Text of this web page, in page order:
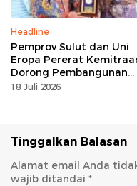
Headline
Pemprov Sulut dan Uni
Eropa Pererat
Dorong Pembangunan
Berkelanjutan
18 Juli 2026
Tinggalkan Balasan
Alamat email Anda
wajib ditandai *